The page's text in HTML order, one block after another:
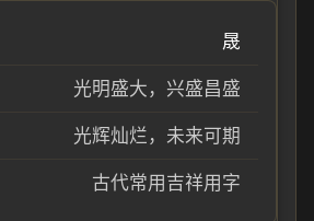
晟
光明盛大，兴盛昌盛
光辉灿烂，未来可期
古代常用吉祥用字